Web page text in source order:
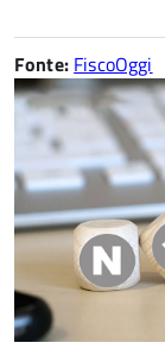
Fonte: FiscoOggi